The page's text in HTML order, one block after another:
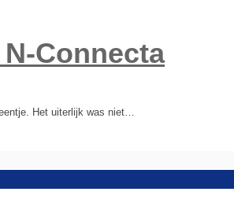
Connecta
Het uiterlijk was niet…